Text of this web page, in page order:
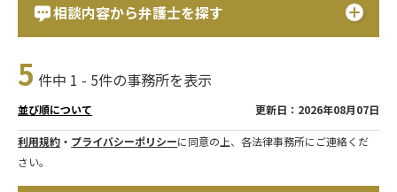
相談内容から弁護士を探す
5 件中 1 - 5件の事務所を表示
並び順について 更新日：2026年08月07日
利用規約 ・ プライバシーポリシーに同意の上、各法律事務所にご連絡くだ
さい。